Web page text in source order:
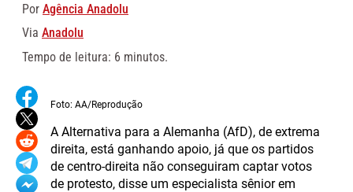
Por Agência Anadolu
Via Anadolu
Tempo de leitura: 6 minutos.
Foto: AA/Reprodução
A Alternativa para a Alemanha (AfD), de extrema
direita, está ganhando apoio, já que os partidos
de centro-direita não conseguiram captar votos
de protesto, disse um especialista sênior em